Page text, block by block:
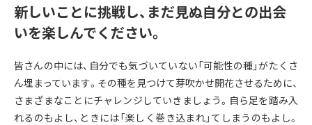
新しいことに挑戦し、まだ見ぬ自分との出会
いを楽しんでください。
皆さんの中には、自分でも気づいていない「可能性の種」がたくさ
ん埋まっています。その種を見つけて芽吹かせ開花させるために、
さまざまなことにチャレンジしていきましょう。自ら足を踏み入
れるのもよし、ときには「楽しく巻き込まれ」てしまうのもよし。